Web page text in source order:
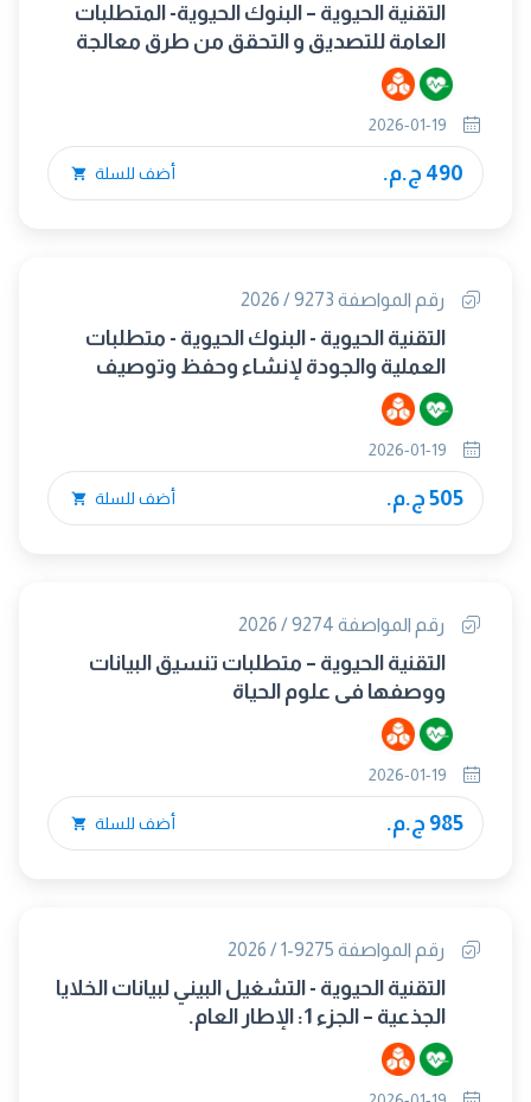
التقنية الحيوية – البنوك الحيوية- المتطلبات
العامة للتصديق و التحقق من طرق معالجة
المواد البيولوجية في البنوك الحيوية.
490 ج.م. أضف للسلة
رقم المواصفة 9273 / 2026
التقنية الحيوية - البنوك الحيوية - متطلبات
العملية والجودة لإنشاء وحفظ وتوصيف
خطوط خلايا الثدييات
505 ج.م. أضف للسلة
رقم المواصفة 9274 / 2026
التقنية الحيوية – متطلبات تنسيق البيانات
ووصفها في علوم الحياة
985 ج.م. أضف للسلة
رقم المواصفة 9275-1 / 2026
التقنية الحيوية - التشغيل البيني لبيانات الخلايا
الجذعية – الجزء 1: الإطار العام.